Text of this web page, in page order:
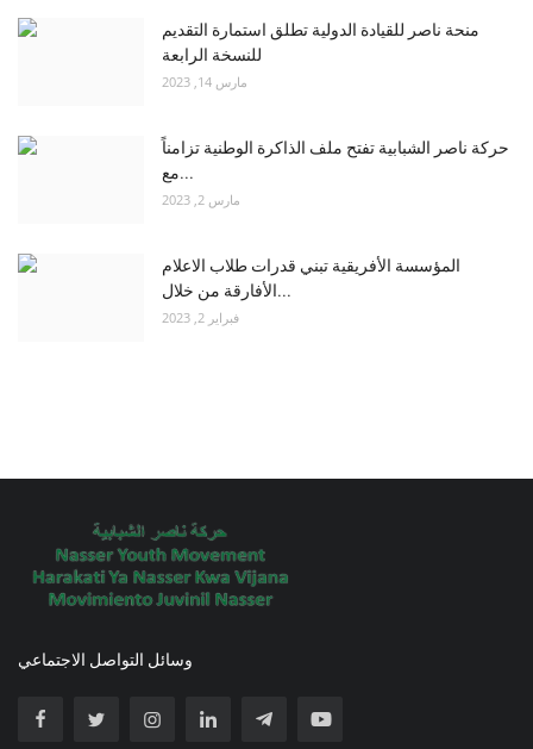
منحة ناصر للقيادة الدولية تطلق استمارة التقديم
للنسخة الرابعة
مارس 14, 2023
حركة ناصر الشبابية تفتح ملف الذاكرة الوطنية تزامناً
مع...
مارس 2, 2023
المؤسسة الأفريقية تبني قدرات طلاب الاعلام
الأفارقة من خلال...
فبراير 2, 2023
وسائل التواصل الاجتماعي